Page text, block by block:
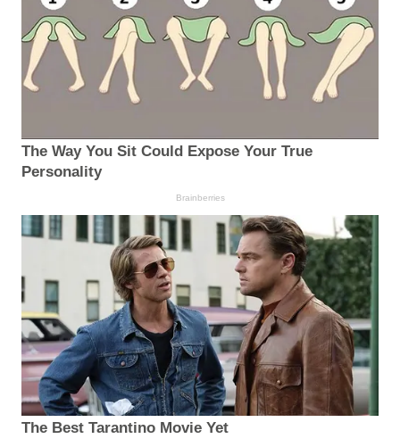
The Way You Sit Could Expose Your True
Personality
Brainberries
The Best Tarantino Movie Yet